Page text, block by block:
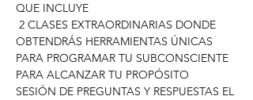
QUE INCLUYE
2 CLASES EXTRAORDINARIAS DONDE
OBTENDRÁS HERRAMIENTAS ÚNICAS
PARA PROGRAMAR TU SUBCONSCIENTE
PARA ALCANZAR TU PROPÓSITO  ​
SESIÓN DE PREGUNTAS Y RESPUESTAS EL